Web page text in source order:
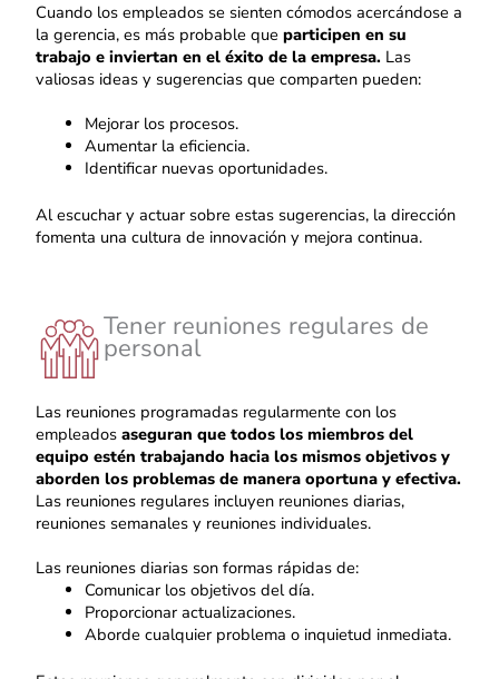
Cuando los empleados se sienten cómodos acercándose a
la gerencia, es más probable queparticipen en su
trabajo e inviertan en el éxito de la empresa. Las
valiosas ideas y sugerencias que comparten pueden:
Mejorar los procesos.
Aumentar la eficiencia.
Identificar nuevas oportunidades.
Al escuchar y actuar sobre estas sugerencias, la dirección
fomenta una cultura de innovación y mejora continua.
Tener reuniones regulares de
personal
Las reuniones programadas regularmente con los
empleadosaseguran que todos los miembros del
equipo estén trabajando hacia los mismos objetivos y
aborden los problemas de manera oportuna y efectiva.
Las reuniones regulares incluyen reuniones diarias,
reuniones semanales y reuniones individuales.
Las reuniones diarias son formas rápidas de:
Comunicar los objetivos del día.
Proporcionar actualizaciones.
Aborde cualquier problema o inquietud inmediata.